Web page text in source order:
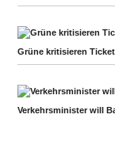
Grüne kritisieren
Verkehrsminister will